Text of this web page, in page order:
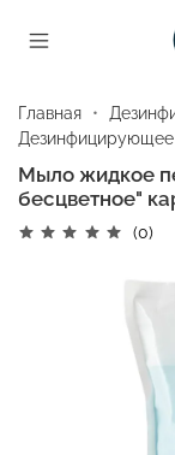
Главная
Дезинфицирующее
Мыло жидкое
бесцветное"
(0)